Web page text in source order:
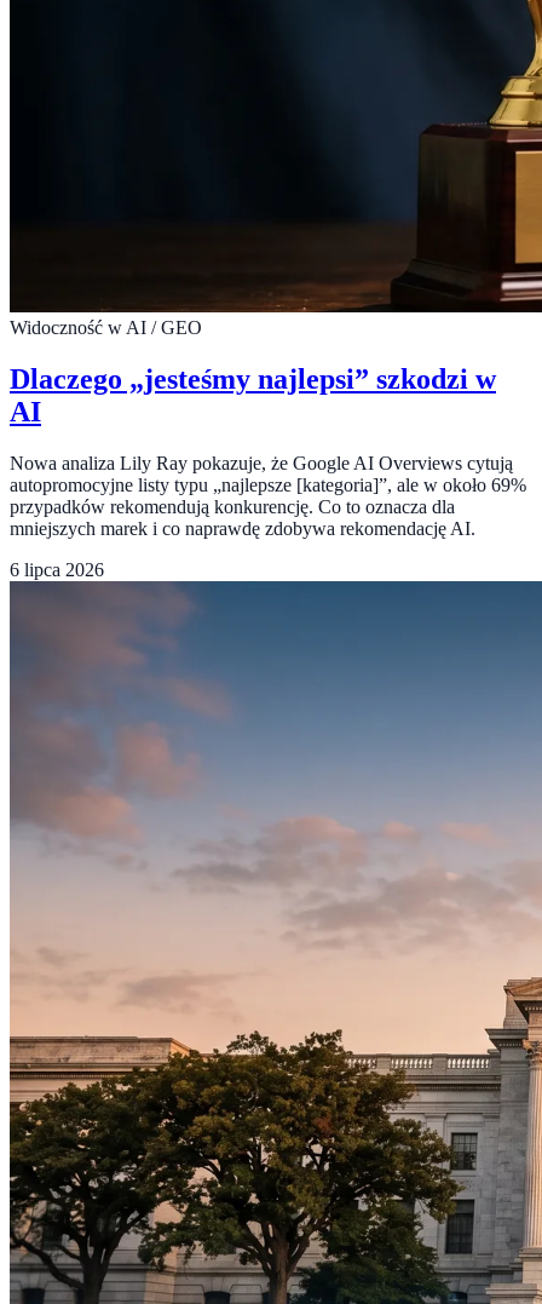
Widoczność w AI / GEO
Dlaczego „jesteśmy najlepsi” szkodzi w
AI
Nowa analiza Lily Ray pokazuje, że Google AI Overviews cytują
autopromocyjne listy typu „najlepsze [kategoria]”, ale w około 69%
przypadków rekomendują konkurencję. Co to oznacza dla
mniejszych marek i co naprawdę zdobywa rekomendację AI.
6 lipca 2026